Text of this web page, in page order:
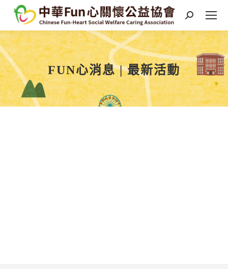
Search:
FUN心消息 | 最新活動
You are here: